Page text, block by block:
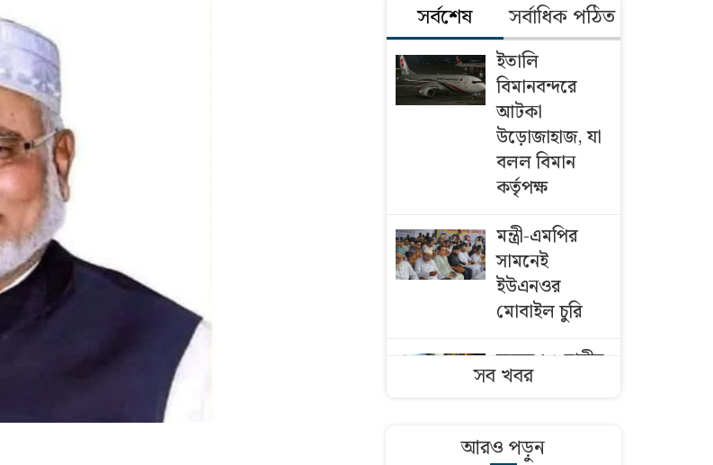
সর্বশেষ সর্বাধিক পঠিত
ইতালি
বিমানবন্দরে
আটকা
উড়োজাহাজ, যা
বলল বিমান
কর্তৃপক্ষ
মন্ত্রী-এমপির
সামনেই
ইউএনওর
মোবাইল চুরি
অন্তত ২০ ছাত্রীর
‘আপত্তিকর’ ছবি
পাঠিয়েছেন ঐশী
সব খবর
আরও পড়ুন